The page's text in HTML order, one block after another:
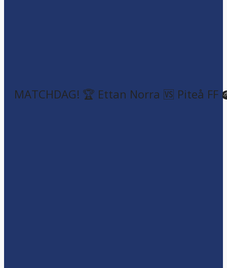
MATCHDAG! 🏆 Ettan Norra 🆚 Piteå FF